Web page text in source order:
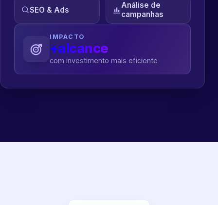
SEO & Ads
Análise de
campanhas
IMPACTO
+alcance
com investimento mais eficiente